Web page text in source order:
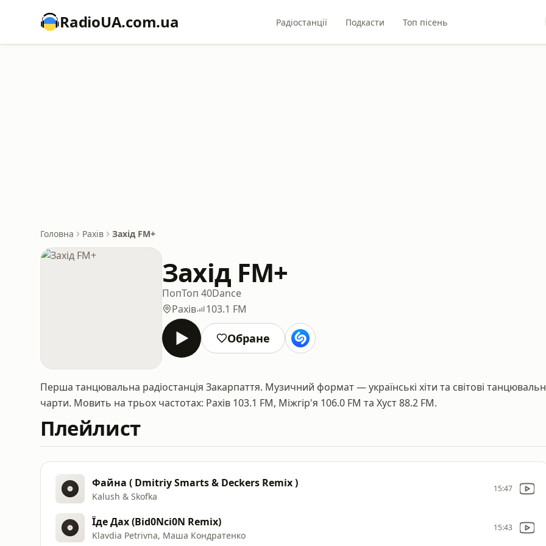
RadioUA.com.ua Радіостанції Подкасти Топ пісень
Головна Рахів Захід FM+
Захід FM+
ПопТоп 40Dance
Рахів
103.1 FM
Обране
Перша танцювальна радіостанція Закарпаття. Музичний формат — українські хіти та світові
чарти. Мовить на трьох частотах: Рахів 103.1 FM, Міжгір'я 106.0 FM та Хуст 88.2 FM.
Плейлист
Файна ( Dmitriy Smarts & Deckers Remix )
Kalush & Skofka
15:47
Їде Дах (Bid0Nci0N Remix)
Klavdia Petrivna, Маша Кондратенко
15:43